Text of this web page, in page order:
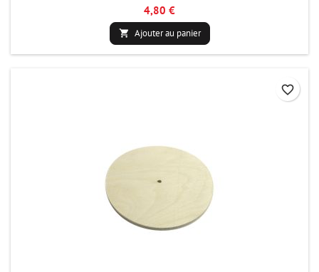
4,80 €
 Ajouter au panier
favorite_border